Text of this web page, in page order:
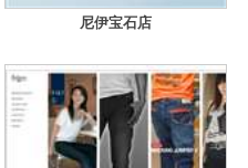
尼伊宝石店